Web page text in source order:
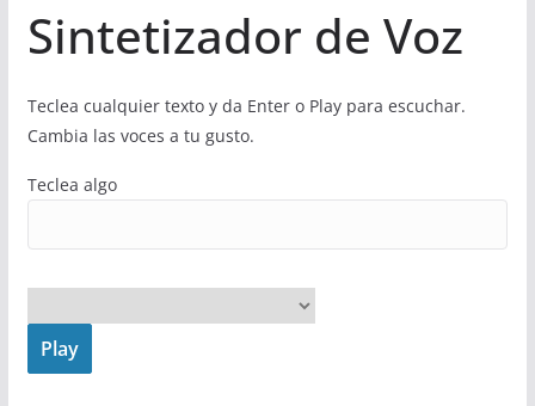
Sintetizador de Voz
Teclea cualquier texto y da Enter o Play para escuchar.
Cambia las voces a tu gusto.
Teclea algo
Play